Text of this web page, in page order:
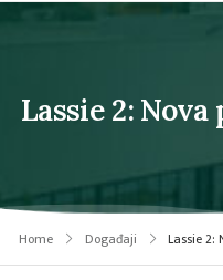
Lassie 2:
Home Događaji Lassie 2: